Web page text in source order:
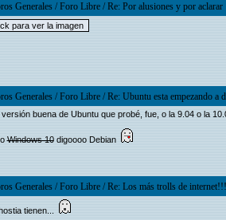
Generales/Foro Libre/Re: Por alusiones y por aclarar
Generales/Foro Libre/Re: Ubuntu esta empezando a
versión buena de Ubuntu que probé, fue, o la 9.04 o la
Windows 10digoooo Debian
Generales/Foro Libre/Re: Los más trolls de
tienen...